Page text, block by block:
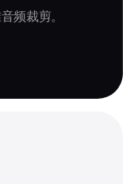
频裁剪。